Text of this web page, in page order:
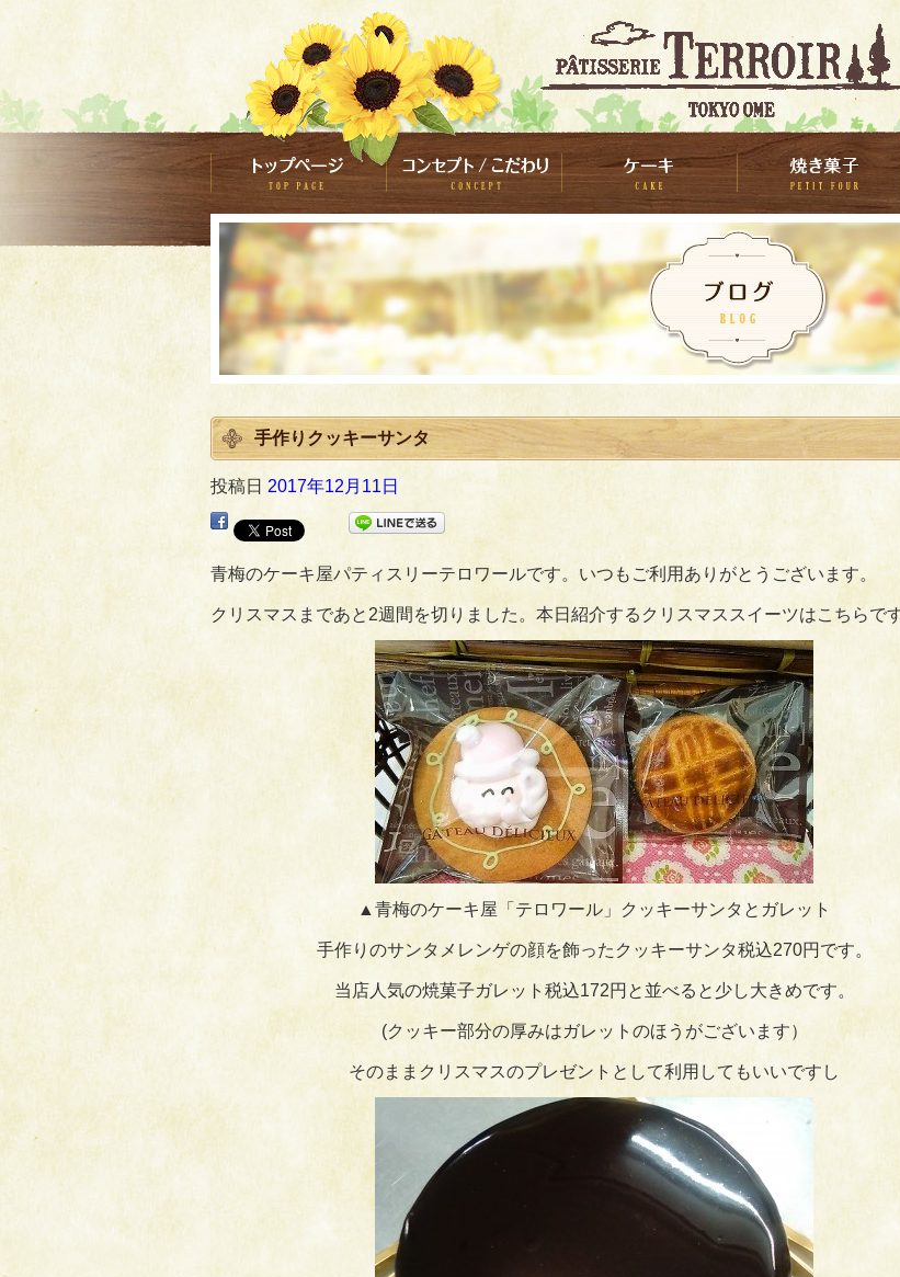
手作りクッキーサンタ
投稿日 2017年12月11日
青梅のケーキ屋パティスリーテロワールです。いつもご利用ありがとうございます。
クリスマスまであと2週間を切りました。本日紹介するクリスマススイーツはこちらです
▲青梅のケーキ屋「テロワール」クッキーサンタとガレット
手作りのサンタメレンゲの顔を飾ったクッキーサンタ税込270円です。
当店人気の焼菓子ガレット税込172円と並べると少し大きめです。
(クッキー部分の厚みはガレットのほうがございます）
そのままクリスマスのプレゼントとして利用してもいいですし